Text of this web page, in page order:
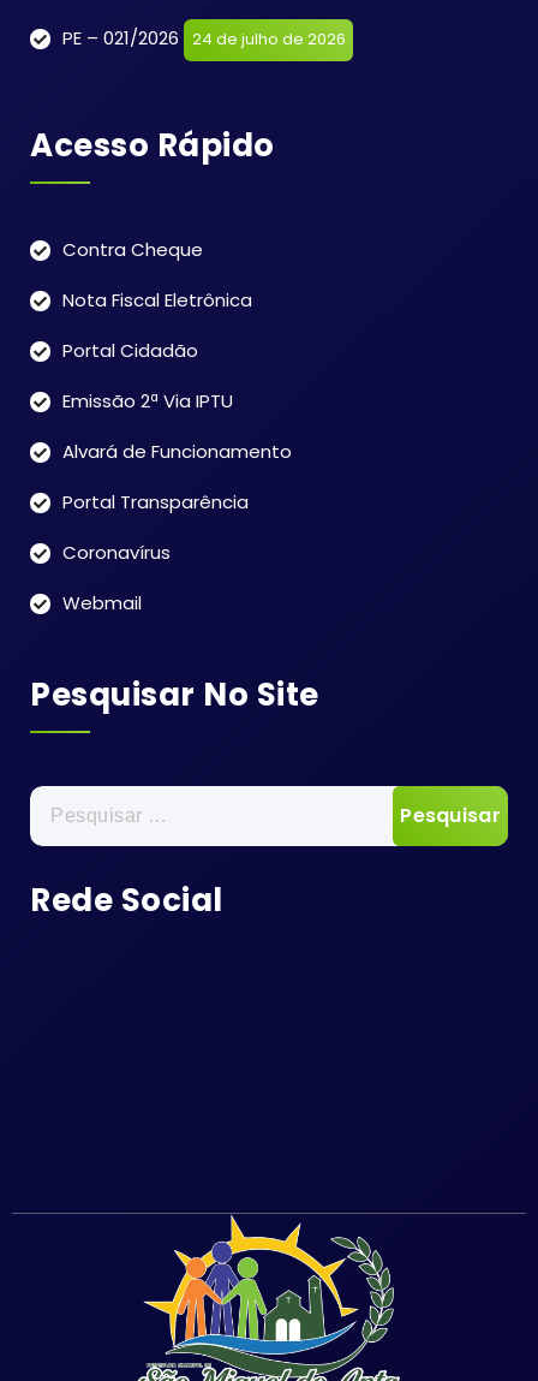
PE – 021/2026 24 de julho de 2026
Acesso Rápido
Contra Cheque
Nota Fiscal Eletrônica
Portal Cidadão
Emissão 2ª Via IPTU
Alvará de Funcionamento
Portal Transparência
Coronavírus
Webmail
Pesquisar No Site
Pesquisar
por:
Rede Social